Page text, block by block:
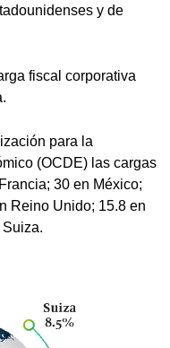
y de
fiscal corporativa
para la
(OCDE) las cargas
30 en México;
Reino Unido; 15.8 en